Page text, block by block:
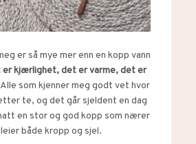
er så mye mer enn en kopp vann
er kjærlighet, det er varme, det er
som kjenner meg godt vet hvor
te, og det går sjeldent en dag
en stor og god kopp som nærer
både kropp og sjel.